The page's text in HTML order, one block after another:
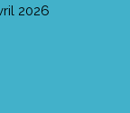
2026